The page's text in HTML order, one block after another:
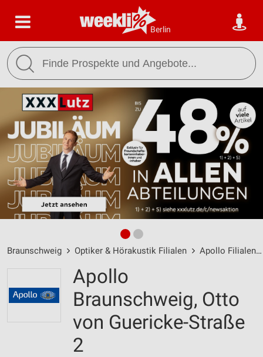
Berlin
Braunschweig Optiker & Hörakustik Filialen Apollo Filialen
Apollo
Braunschweig, Otto
von Guericke-Straße
2